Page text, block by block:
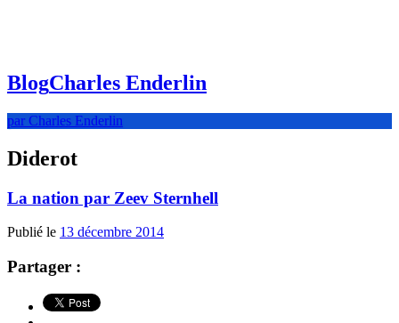
BlogCharles Enderlin
par Charles Enderlin
Diderot
La nation par Zeev Sternhell
Publié le 13 décembre 2014
Partager :